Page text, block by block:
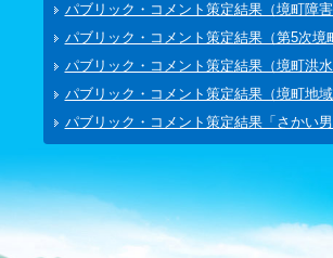
パブリック・コメント策定結果（境町障
パブリック・コメント策定結果（第5次境
パブリック・コメント策定結果（境町洪
パブリック・コメント策定結果（境町地域
パブリック・コメント策定結果「さかい